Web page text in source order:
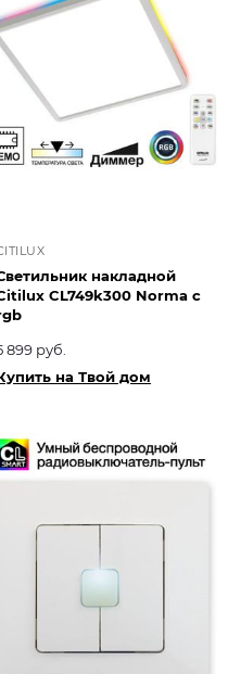
накладной
CL749k300 Norma с
899 руб.
на Твой дом